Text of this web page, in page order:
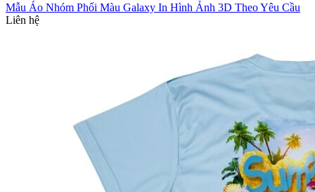
Mẫu Áo Nhóm Phối Màu Galaxy In Hình Ảnh 3D Theo Yêu Cầu
Liên hệ